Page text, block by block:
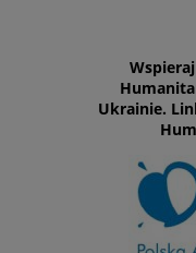
Ukrainie.